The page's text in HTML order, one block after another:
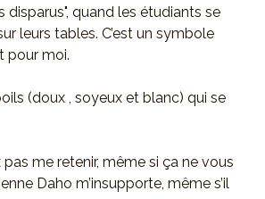
disparus", quand les étudiants se
leurs tables. C’est un symbole
pour moi.
(doux , soyeux et blanc) qui se
pas me retenir, même si ça ne vous
Daho m’insupporte, même s’il